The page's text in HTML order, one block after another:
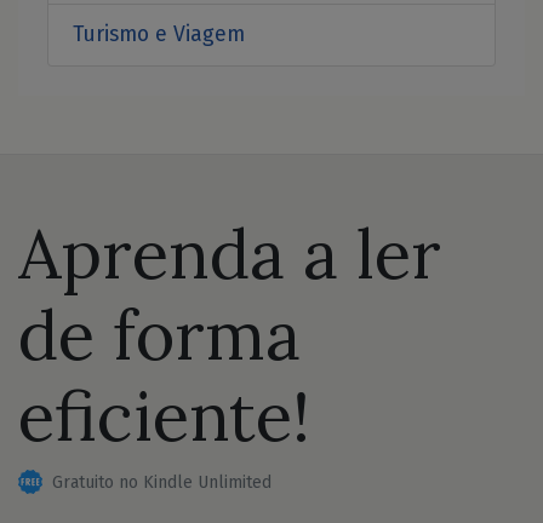
Turismo e Viagem
Aprenda a ler
de forma
eficiente!
Gratuito no Kindle Unlimited